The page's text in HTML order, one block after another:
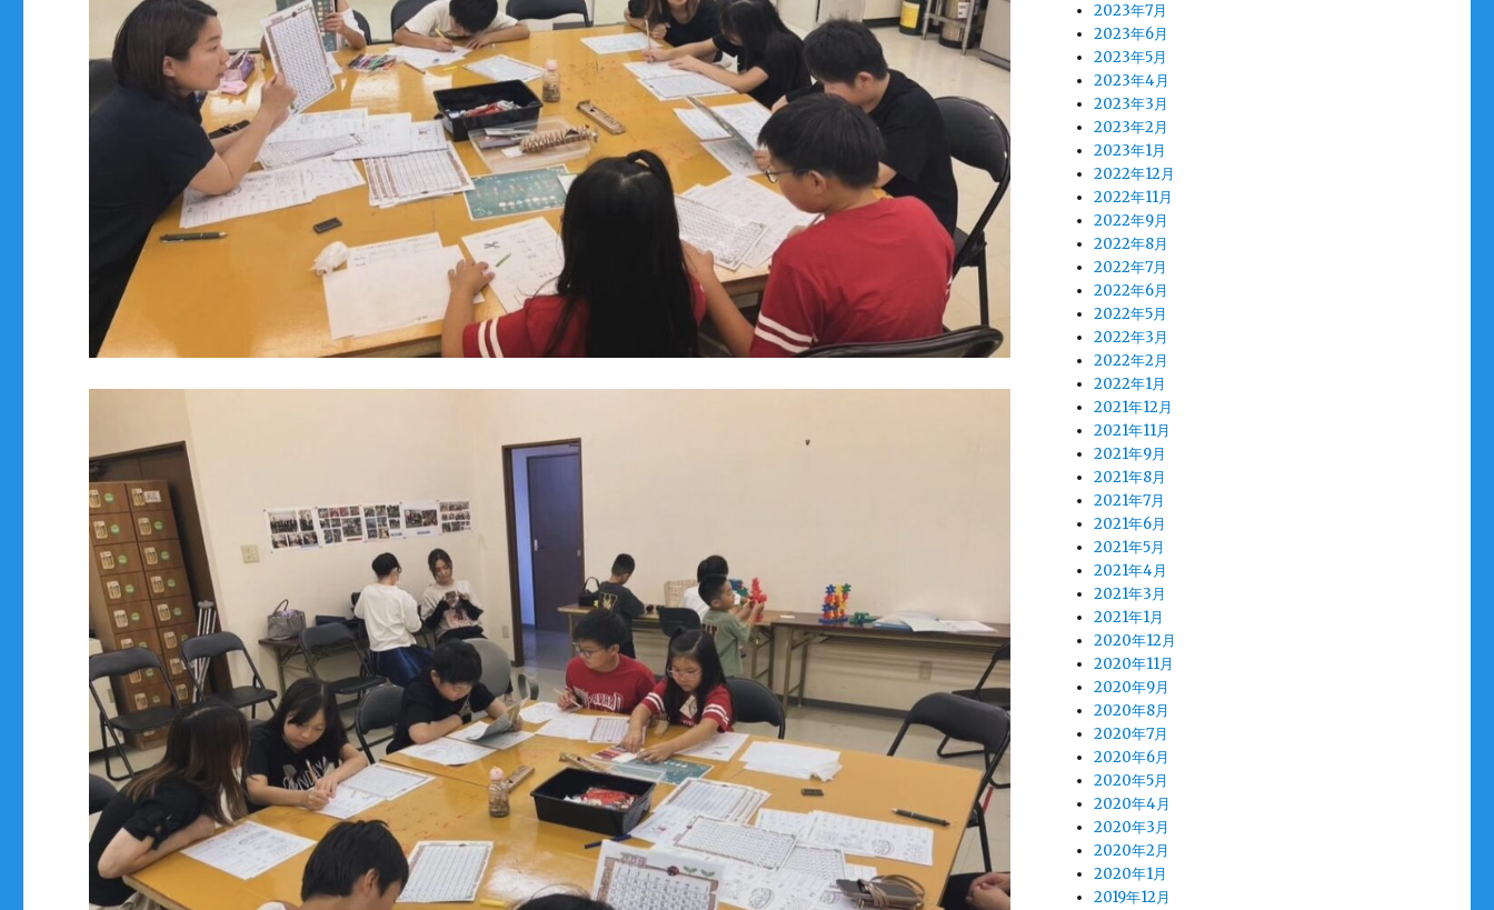
2023年7月
2023年6月
2023年5月
2023年4月
2023年3月
2023年2月
2023年1月
2022年12月
2022年11月
2022年9月
2022年8月
2022年7月
2022年6月
2022年5月
2022年3月
2022年2月
2022年1月
2021年12月
2021年11月
2021年9月
2021年8月
2021年7月
2021年6月
2021年5月
2021年4月
2021年3月
2021年1月
2020年12月
2020年11月
2020年9月
2020年8月
2020年7月
2020年6月
2020年5月
2020年4月
2020年3月
2020年2月
2020年1月
2019年12月